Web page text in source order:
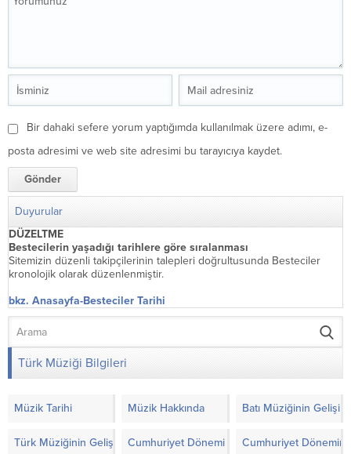
Bir dahaki sefere yorum yaptığımda kullanılmak üzere adımı, e-
posta adresimi ve web site adresimi bu tarayıcıya kaydet.
Duyurular
DÜZELTME
Bestecilerin yaşadığı tarihlere göre sıralanması
Sitemizin düzenli takipçilerinin talepleri doğrultusunda Besteciler
kronolojik olarak düzenlenmiştir.
bkz. Anasayfa-Besteciler Tarihi
Türk Müziği Bilgileri
Müzik Tarihi Müzik Hakkında Batı Müziğinin Gelişimi
Türk Müziğinin Gelişimi Cumhuriyet Dönemi Türk Müziği’nde
Cumhuriyet